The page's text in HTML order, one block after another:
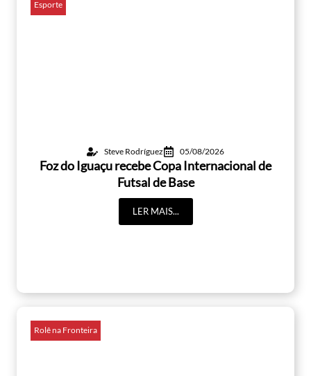
Esporte
Steve Rodríguez 05/08/2026
Foz do Iguaçu recebe Copa Internacional de
Futsal de Base
LER MAIS...
Rolê na Fronteira